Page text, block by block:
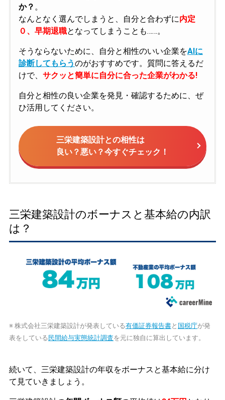
か？ 。
なんとなく選んでしまうと、自分と合わずに内定
０、早期退職となってしまうことも……。
そうならないために、自分と相性のいい企業をAIに
診断してもらうのがおすすめです。質問に答えるだ
けで、 サクッと簡単に自分に合った企業がわかる!
自分と相性の良い企業を発見・確認するために、ぜ
ひ活用してください。
三栄建築設計との相性は
良い？悪い？今すぐチェック！
三栄建築設計のボーナスと基本給の内訳
は？
※ 株式会社三栄建築設計が発表している有価証券報告書と 国税庁が発
表をしている 民間給与実態統計調査を元に独自に算出しています。
続いて、三栄建築設計の年収をボーナスと基本給に分け
て見ていきましょう。